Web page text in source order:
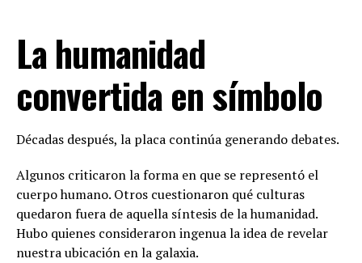
La humanidad
convertida en símbolo
Décadas después, la placa continúa generando debates.
Algunos criticaron la forma en que se representó el
cuerpo humano. Otros cuestionaron qué culturas
quedaron fuera de aquella síntesis de la humanidad.
Hubo quienes consideraron ingenua la idea de revelar
nuestra ubicación en la galaxia.